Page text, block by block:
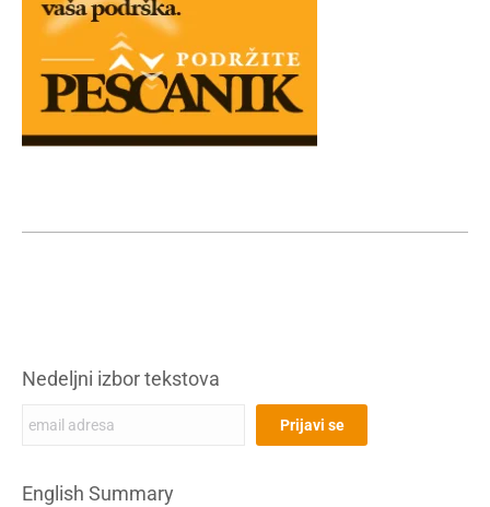
Nedeljni izbor tekstova
English Summary